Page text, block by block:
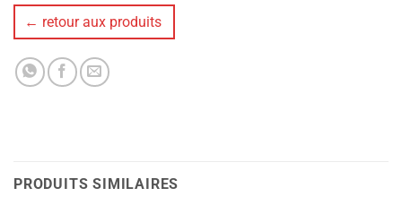
← retour aux produits
PRODUITS SIMILAIRES